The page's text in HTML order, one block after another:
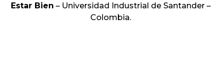
Estar Bien – Universidad Industrial de Santander –
Colombia.